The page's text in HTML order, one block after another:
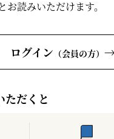
読みいただけます。
ログイン （会員の方）
ただくと